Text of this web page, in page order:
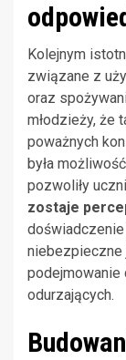
Kolejnym
związane z
oraz
młodzieży, że
poważnych
była
pozwoliły
zostaje
podejmowanie
odurzających.